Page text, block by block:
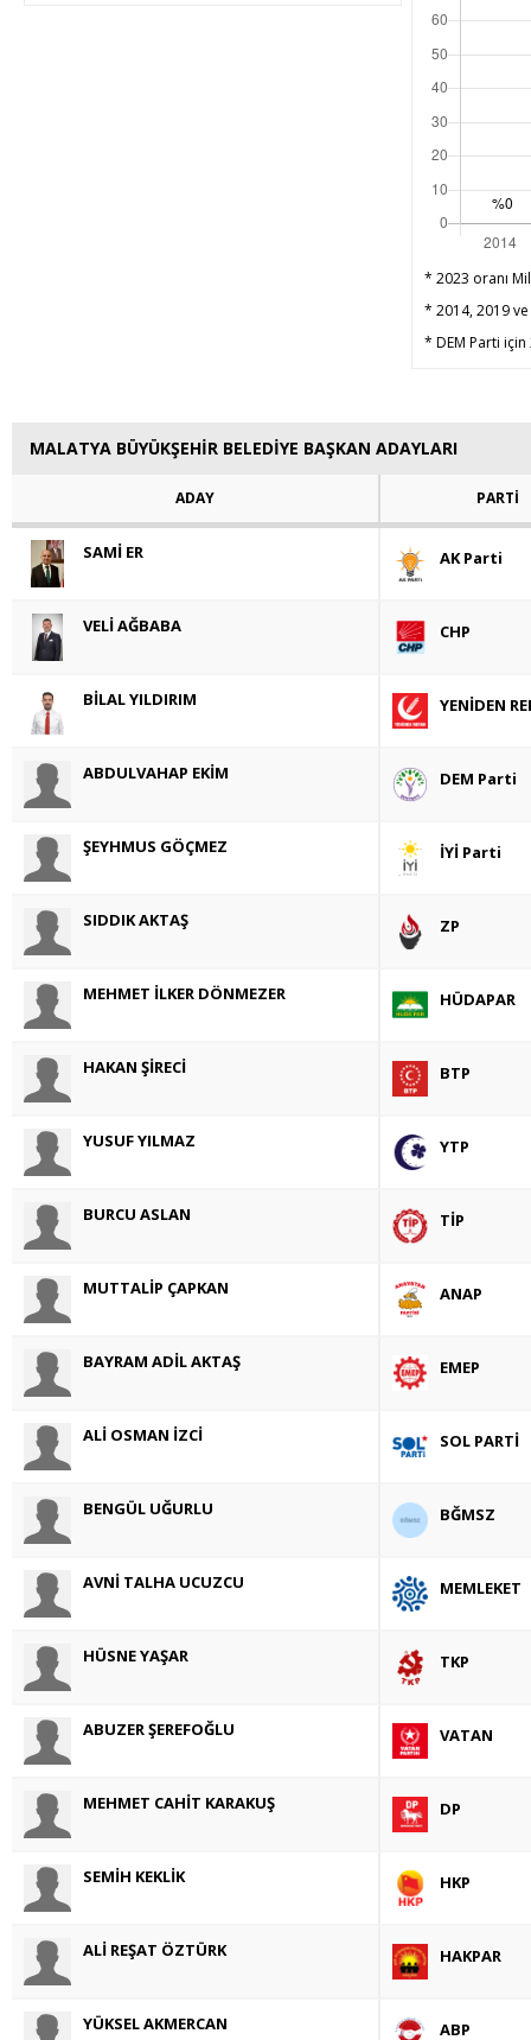
* 2023 oranı
* 2014, 2019
* DEM Parti için
MALATYA BÜYÜKŞEHİR BELEDİYE BAŞKAN ADAYLARI
ADAY PARTİ
SAMİ ER AK Parti
VELİ AĞBABA CHP
BİLAL YILDIRIM YENİDEN
ABDULVAHAP EKİM DEM Parti
ŞEYHMUS GÖÇMEZ İYİ Parti
SIDDIK AKTAŞ ZP
MEHMET İLKER DÖNMEZER HÜDAPAR
HAKAN ŞİRECİ BTP
YUSUF YILMAZ YTP
BURCU ASLAN TİP
MUTTALİP ÇAPKAN ANAP
BAYRAM ADİL AKTAŞ EMEP
ALİ OSMAN İZCİ SOL PARTİ
BENGÜL UĞURLU BĞMSZ
AVNİ TALHA UCUZCU MEMLEKET
HÜSNE YAŞAR TKP
ABUZER ŞEREFOĞLU VATAN
MEHMET CAHİT KARAKUŞ DP
SEMİH KEKLİK HKP
ALİ REŞAT ÖZTÜRK HAKPAR
YÜKSEL AKMERCAN ABP